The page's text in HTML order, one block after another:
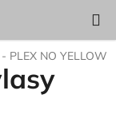
KOŠÍK
PLEX NO YELLOW